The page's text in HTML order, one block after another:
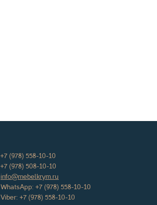
+7 (978) 558-10-10
+7 (978) 508-10-10
info@mebelkrym.ru
WhatsApp: +7 (978) 558-10-10
Viber: +7 (978) 558-10-10